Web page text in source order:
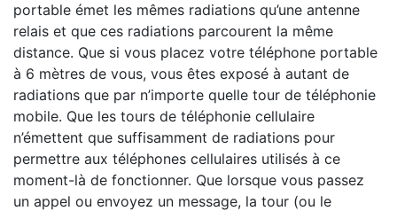
portable émet les mêmes radiations qu’une antenne
relais et que ces radiations parcourent la même
distance. Que si vous placez votre téléphone portable
à 6 mètres de vous, vous êtes exposé à autant de
radiations que par n’importe quelle tour de téléphonie
mobile. Que les tours de téléphonie cellulaire
n’émettent que suffisamment de radiations pour
permettre aux téléphones cellulaires utilisés à ce
moment-là de fonctionner. Que lorsque vous passez
un appel ou envoyez un message, la tour (ou le